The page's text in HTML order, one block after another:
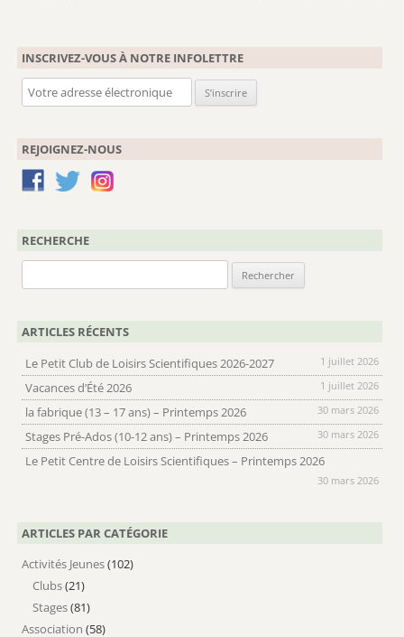
INSCRIVEZ-VOUS À NOTRE INFOLETTRE
REJOIGNEZ-NOUS
RECHERCHE
ARTICLES RÉCENTS
Le Petit Club de Loisirs Scientifiques 2026-2027
1 juillet 2026
Vacances d’Été 2026 1 juillet 2026
la fabrique (13 – 17 ans) – Printemps 2026 30 mars 2026
Stages Pré-Ados (10-12 ans) – Printemps 2026 30 mars 2026
Le Petit Centre de Loisirs Scientifiques – Printemps 2026
30 mars 2026
ARTICLES PAR CATÉGORIE
Activités Jeunes(102)
Clubs(21)
Stages(81)
Association (58)